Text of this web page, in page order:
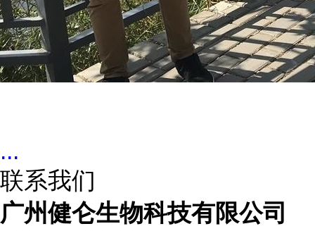
...
联系我们
广州健仑生物科技有限公司